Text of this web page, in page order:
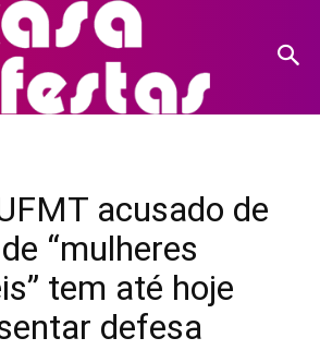
acusado de
“mulheres
tem até hoje
defesa